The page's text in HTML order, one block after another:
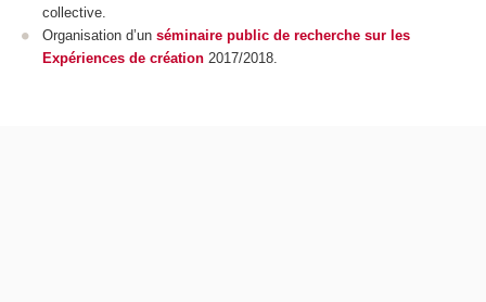
collective.
Organisation d’un séminaire public de recherche sur les
Expériences de création 2017/2018.